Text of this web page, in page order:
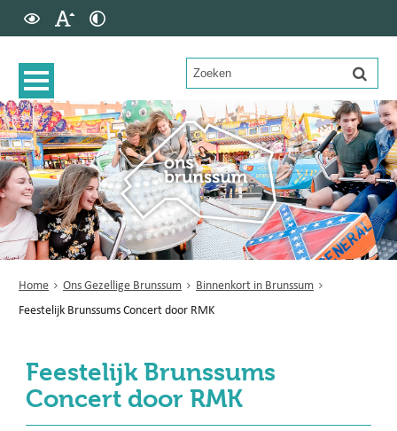
Home Ons Gezellige Brunssum
Binnenkort in Brunssum
Feestelijk Brunssums Concert door RMK
Feestelijk Brunssums
Concert door RMK